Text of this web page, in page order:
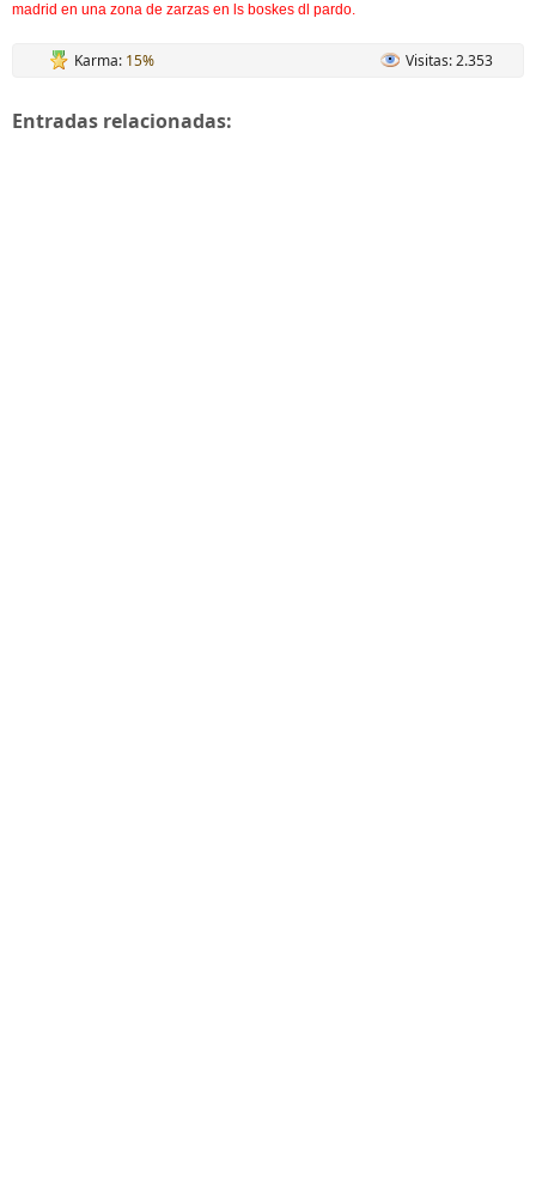
madrid en una zona de zarzas en ls boskes dl pardo.
Karma: 15% Visitas: 2.353
Entradas relacionadas: